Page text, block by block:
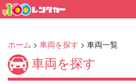
ホーム > 車両を探す > 車両一覧
車両を探す